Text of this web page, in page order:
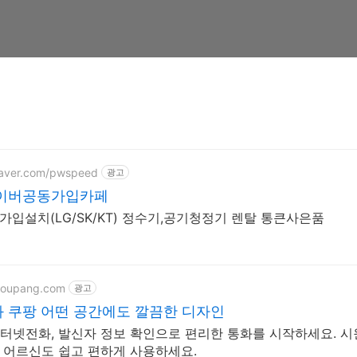
pwspeed 광고
버공동가입카페
입설치(LG/SK/KT) 정수기,공기청정기 렌탈 통큰사은품
광고
쿠팡 어떤 공간에도 깔끔한 디자인
넷전화, 발신자 정보 확인으로 편리한 통화를 시작하세요.
르신도 쉽고 편하게 사용하세요.